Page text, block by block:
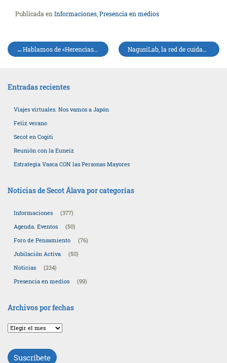
Publicada en Informaciones Presencia en medios
Navegación
Hablamos de «Herencias» en el programa Ganbara de Radio Euskadi y Radio Vitoria NagusiLab, la red de cuidados de personas mayores en Álava
Entradas recientes
Viajes virtuales. Nos vamos a Japón
Feliz verano
Secot en Cogiti
Reunión con la Euneiz
Estrategia Vasca CON las Personas Mayores
Noticias de Secot Álava por categorías
Informaciones
(377)
Agenda. Eventos
(50)
Foro de Pensamiento
(76)
Jubilación Activa
(50)
Noticias
(234)
Presencia en medios
(99)
Archivos por fechas
Archivos
por
Suscríbete